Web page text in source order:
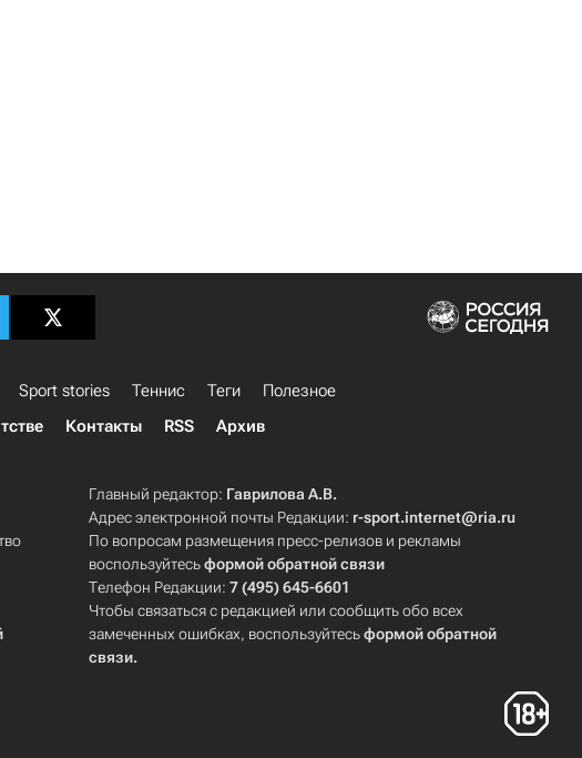
Sport stories Теннис Теги
Полезное
Контакты RSS Архив
Главный редактор: Гаврилова А.В.
Адрес электронной почты Редакции: r-sport.internet@ria.ru
По вопросам размещения пресс-релизов и рекламы
воспользуйтесьформой обратной связи
Телефон Редакции:7 (495) 645-6601
Чтобы связаться с редакцией или сообщить обо всех
замеченных ошибках, воспользуйтесьформой обратной
связи.